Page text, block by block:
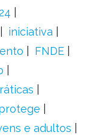
iniciativa
FNDE
e adultos